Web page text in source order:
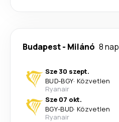
Budapest- Milánó 8 nap
Sze 30 szept.
BUD-BGY· Közvetlen
Ryanair
Sze 07 okt.
BGY-BUD· Közvetlen
Ryanair